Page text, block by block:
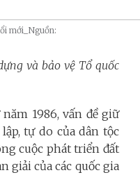
mới_Nguồn:
và bảo vệ Tổ quốc
1986, vấn đề giữ
tự do của dân tộc
cuộc phát triển đất
giải của các quốc gia